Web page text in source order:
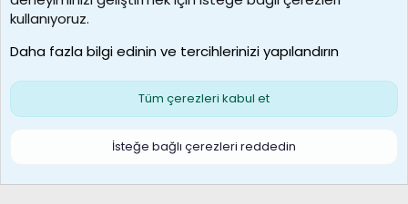
borabekirogluu
Son üye
Çerezler
S
kullanıyoruz.
Daha fazla bilgi edinin ve tercihlerinizi yapılandırın
Tüm çerezleri kabul et
İsteğe bağlı çerezleri reddedin